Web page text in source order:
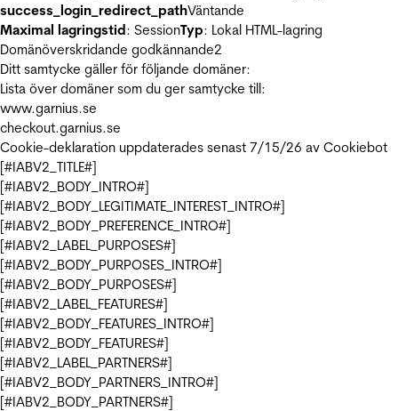
success_login_redirect_pathVäntande
Maximal lagringstid: SessionTyp: Lokal HTML-lagring
Domänöverskridande godkännande2
Ditt samtycke gäller för följande domäner:
Lista över domäner som du ger samtycke till:
www.garnius.se
checkout.garnius.se
Cookie-deklaration uppdaterades senast 7/15/26 av Cookiebot
[#IABV2_TITLE#]
[#IABV2_BODY_INTRO#]
[#IABV2_BODY_LEGITIMATE_INTEREST_INTRO#]
[#IABV2_BODY_PREFERENCE_INTRO#]
[#IABV2_LABEL_PURPOSES#]
[#IABV2_BODY_PURPOSES_INTRO#]
[#IABV2_BODY_PURPOSES#]
[#IABV2_LABEL_FEATURES#]
[#IABV2_BODY_FEATURES_INTRO#]
[#IABV2_BODY_FEATURES#]
[#IABV2_LABEL_PARTNERS#]
[#IABV2_BODY_PARTNERS_INTRO#]
[#IABV2_BODY_PARTNERS#]